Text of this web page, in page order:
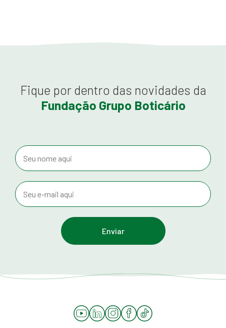
Fique por dentro das novidades da
Fundação Grupo Boticário
YouTube
LinkedInInstagramFacebook
Tiktok